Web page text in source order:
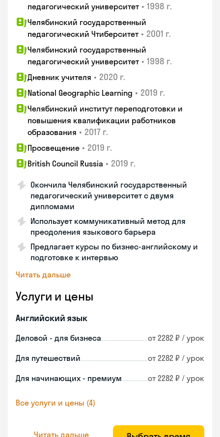
педагогический университет • 1998 г.
Челябинский государственный
педагогический Чтиберситет • 2001 г.
Челябинский государственный
педагогический университет • 1998 г.
Дневник учителя • 2020 г.
National Geographic Learning • 2019 г.
Челябинский институт переподготовки и
повышения квалификации работников
образования • 2017 г.
Просвещение • 2019 г.
British Council Russia • 2019 г.
Окончила Челябинский государственный
педагогический университет с двумя
дипломами
Использует коммуникативный метод для
преодоления языкового барьера
Предлагает курсы по бизнес-английскому и
подготовке к интервью
Читать дальше
Услуги и цены
Английский язык
Деловой - для бизнеса от 2282 ₽ / урок
Для путешествий от 2282 ₽ / урок
Для начинающих - премиум от 2282 ₽ / урок
Все услуги и цены (4)
Читать дальше